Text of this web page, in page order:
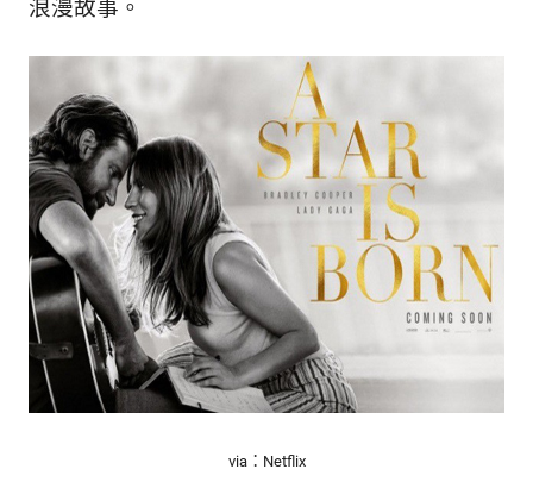
的
CBOOK
一
起
找
到
專
屬
的
生
活
態
度。
浪漫故事。
via：Netflix